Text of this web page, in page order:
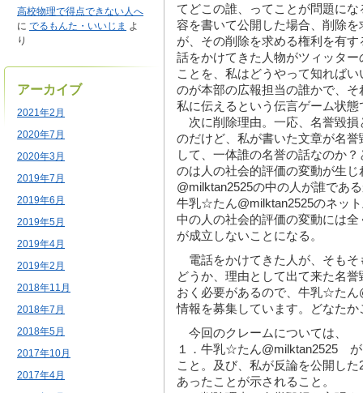
高校物理で得点できない人へ
に でるもんた・いいじま よ
り
アーカイブ
2021年2月
2020年7月
2020年3月
2019年7月
2019年6月
2019年5月
2019年4月
2019年2月
2018年11月
2018年7月
2018年5月
2017年10月
2017年4月
てどこの誰、ってことが問題に
容を書いて公開した場合、削除
が、その削除を求める権利を有
話をかけてきた人物がツィッタ
ことを、私はどうやって知れば
のが本部の広報担当の誰かで、
私に伝えるという伝言ゲーム状態
次に削除理由。一応、名誉毀損
のだけど、私が書いた文章が名
して、一体誰の名誉の話なのか
のは人の社会的評価の変動が生
@milktan2525の中の人が誰であ
牛乳☆たん@milktan2525のネッ
中の人の社会的評価の変動には
が成立しないことになる。
電話をかけてきた人が、そもそ
どうか、理由として出て来た名
おく必要があるので、牛乳☆たん
情報を募集しています。どなた
今回のクレームについては、
１．牛乳☆たん@milktan2525
こと。及び、私が反論を公開し
あったことが示されること。